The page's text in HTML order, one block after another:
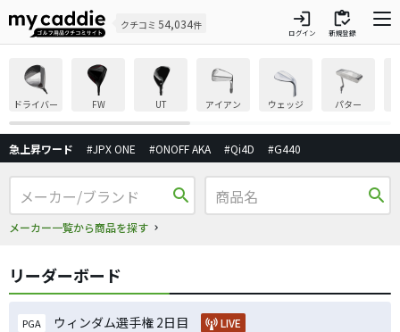
クチコミ 54,034件 login
ログイン
inventory
新規登録
ドライバー FW UT アイアン ウェッジ パター
急上昇ワード #JPX ONE #ONOFF AKA #Qi4D #G440
search
メーカー一覧から商品を探す
search
リーダーボード
PGA ウィンダム選手権 2日目 LIVE